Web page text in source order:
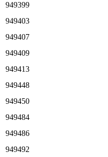
949399
949403
949407
949409
949413
949448
949450
949484
949486
949492